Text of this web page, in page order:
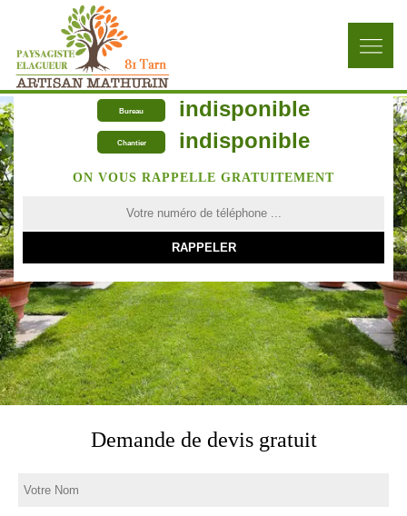
Bureau indisponible
Chantier indisponible
ON VOUS RAPPELLE GRATUITEMENT
Demande de devis gratuit